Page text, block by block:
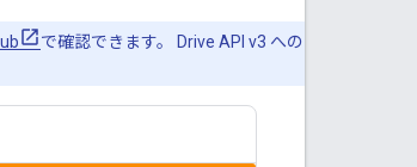
で確認できます。 Drive API v3 への